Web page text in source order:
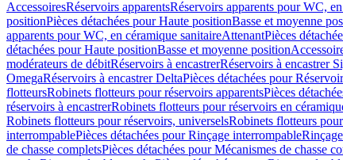
AccessoiresRéservoirs apparentsRéservoirs apparents pour WC,
positionPièces détachées pour Haute positionBasse et moyenne
apparents pour WC, en céramique sanitaireAttenantPièces
détachées pour Haute positionBasse et moyenne position
modérateurs de débitRéservoirs à encastrerRéservoirs à encastrer
OmegaRéservoirs à encastrer DeltaPièces détachées pour
flotteursRobinets flotteurs pour réservoirs apparentsPièces
réservoirs à encastrerRobinets flotteurs pour réservoirs en
Robinets flotteurs pour réservoirs, universelsRobinets flotteurs
interrompablePièces détachées pour Rinçage interrompable
de chasse completsPièces détachées pour Mécanismes de chasse